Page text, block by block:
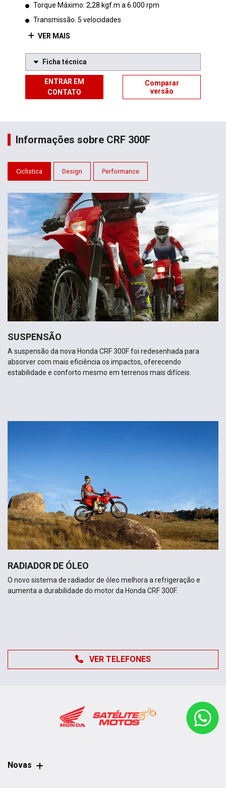
Torque Máximo: 2,28 kgf.m a 6.000 rpm
Transmissão: 5 velocidades
VER MAIS
Ficha técnica
ENTRAR EM
CONTATO
Comparar
versão
Informações sobre CRF 300F
Ciclistica Design Performance
SUSPENSÃO
A suspensão da nova Honda CRF 300F foi redesenhada para
absorver com mais eficiência os impactos, oferecendo
estabilidade e conforto mesmo em terrenos mais difíceis.
RADIADOR DE ÓLEO
O novo sistema de radiador de óleo melhora a refrigeração e
aumenta a durabilidade do motor da Honda CRF 300F.
VER TELEFONES
Novas